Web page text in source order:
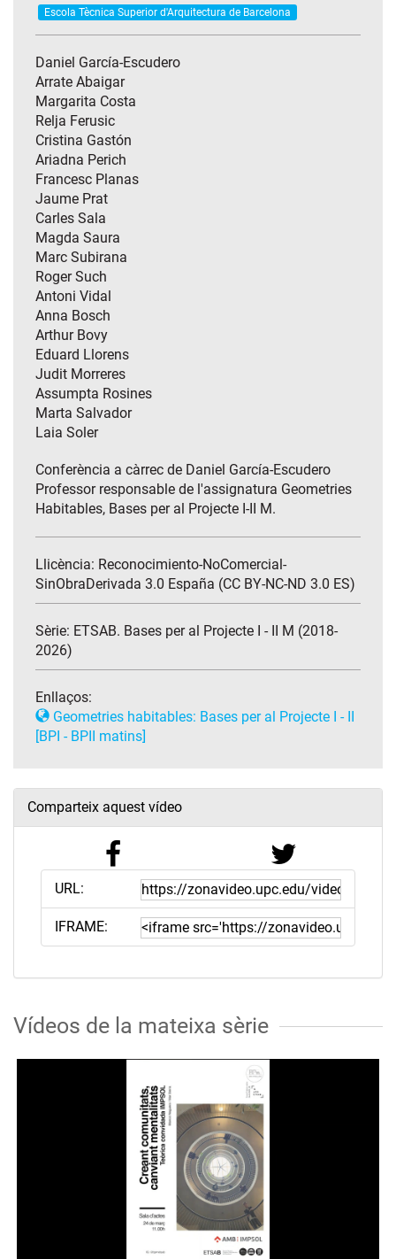
Escola Tècnica Superior d'Arquitectura de Barcelona
Daniel García-Escudero
Arrate Abaigar
Margarita Costa
Relja Ferusic
Cristina Gastón
Ariadna Perich
Francesc Planas
Jaume Prat
Carles Sala
Magda Saura
Marc Subirana
Roger Such
Antoni Vidal
Anna Bosch
Arthur Bovy
Eduard Llorens
Judit Morreres
Assumpta Rosines
Marta Salvador
Laia Soler
Conferència a càrrec de Daniel García-Escudero
Professor responsable de l'assignatura Geometries
Habitables, Bases per al Projecte I-II M.
Llicència: Reconocimiento-NoComercial-
SinObraDerivada 3.0 España (CC BY-NC-ND 3.0 ES)
Sèrie: ETSAB. Bases per al Projecte I - II M (2018-
2026)
Enllaços:
Geometries habitables: Bases per al Projecte I - II
[BPI - BPII matins]
Comparteix aquest vídeo
URL:
IFRAME:
Vídeos de la mateixa sèrie